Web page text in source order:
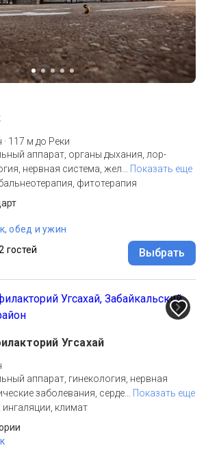
· 117 м до Реки
аппарат, органы дыхания, лор-
нервная система, жел
Показать еще
фитотерапия
обед и ужин
гостей Выбрать
Угсахай
аппарат, гинекология, нервная
заболевания, серде
Показать еще
ингаляции, климат